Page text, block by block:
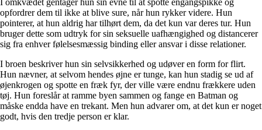
opfordrer dem til ikke at blive sure, når hun rykker videre. Hun
pointerer, at hun aldrig har tilhørt dem, da det kun var deres tur. Hun
bruger dette som udtryk for sin seksuelle uafhængighed og distancerer
sig fra enhver følelsesmæssig binding eller ansvar i disse relationer.
I broen beskriver hun sin selvsikkerhed og udøver en form for flirt.
Hun nævner, at selvom hendes øjne er tunge, kan hun stadig se ud af
øjenkrogen og spotte en fræk fyr, der ville være endnu frækkere uden
tøj. Hun foreslår at ramme byen sammen og fange en Batman og
måske endda have en trekant. Men hun advarer om, at det kun er noget
godt, hvis den tredje person er klar.